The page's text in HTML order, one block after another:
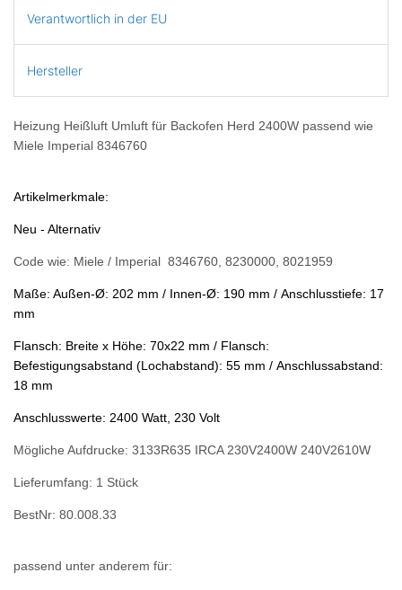
Verantwortlich in der EU
Hersteller
Heizung Heißluft Umluft für Backofen Herd 2400W passend wie
Miele Imperial 8346760
Artikelmerkmale:
Neu - Alternativ
Code wie: Miele / Imperial 8346760, 8230000, 8021959
Maße: Außen-Ø: 202 mm / Innen-Ø: 190 mm / Anschlusstiefe: 17
mm
Flansch: Breite x Höhe: 70x22 mm / Flansch:
Befestigungsabstand (Lochabstand): 55 mm / Anschlussabstand:
18 mm
Anschlusswerte: 2400 Watt, 230 Volt
Mögliche Aufdrucke: 3133R635 IRCA 230V2400W 240V2610W
Lieferumfang: 1 Stück
BestNr: 80.008.33
passend unter anderem für: